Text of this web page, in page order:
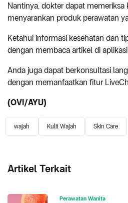
Nantinya, dokter dapat memeriksa
menyarankan produk perawatan
Ketahui informasi kesehatan dan
dengan membaca artikel di
Anda juga dapat berkonsultasi
dengan memanfaatkan fitur
(OVI/AYU)
wajah Kulit Wajah Skin Care
Artikel Terkait
Perawatan Wanita